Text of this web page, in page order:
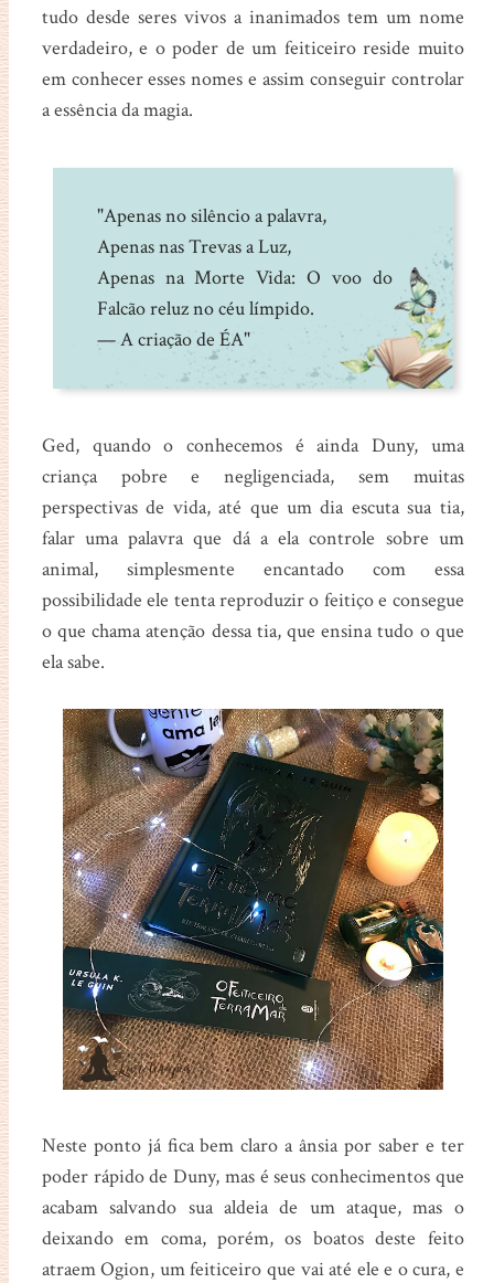
tudo desde seres vivos a inanimados tem um nome
verdadeiro, e o poder de um feiticeiro reside muito
em conhecer esses nomes e assim conseguir controlar
a essência da magia.
"Apenas no silêncio a palavra,
Apenas nas Trevas a Luz,
Apenas na Morte Vida: O voo do
Falcão reluz no céu límpido.
— A criação de ÉA"
Ged, quando o conhecemos é ainda Duny, uma
criança pobre e negligenciada, sem muitas
perspectivas de vida, até que um dia escuta sua tia,
falar uma palavra que dá a ela controle sobre um
animal, simplesmente encantado com essa
possibilidade ele tenta reproduzir o feitiço e consegue
o que chama atenção dessa tia, que ensina tudo o que
ela sabe.
Neste ponto já fica bem claro a ânsia por saber e ter
poder rápido de Duny, mas é seus conhecimentos que
acabam salvando sua aldeia de um ataque, mas o
deixando em coma, porém, os boatos deste feito
atraem Ogion, um feiticeiro que vai até ele e o cura, e